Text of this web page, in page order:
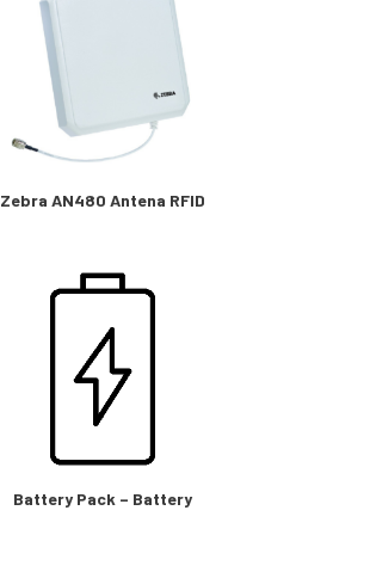
Zebra AN480 Antena RFID
Battery Pack – Battery